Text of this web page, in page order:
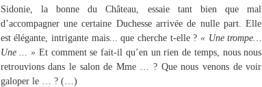
Sidonie, la bonne du Château, essaie tant bien que mal
d’accompagner une certaine Duchesse arrivée de nulle part. Elle
est élégante, intrigante mais... que cherche t-elle ?« Une trompe…
Une ... » Et comment se fait-il qu’en un rien de temps, nous nous
retrouvions dans le salon de Mme … ? Que nous venons de voir
galoper le … ? (…)